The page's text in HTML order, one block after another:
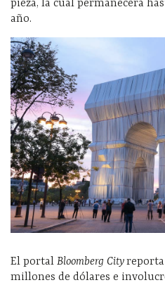
pieza, la cual permanecerá
año.
El portal Bloomberg Cityreporta
millones de dólares e